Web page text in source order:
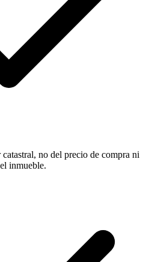
no del precio de compra ni
inmueble.